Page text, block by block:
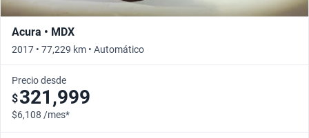
Acura • MDX
2017 • 77,229 km • Automático
Precio desde
$321,999
$6,108 /mes*